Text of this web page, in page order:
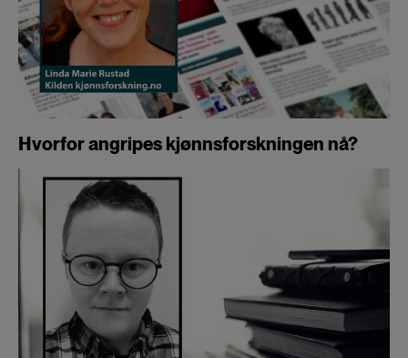
Hvorfor angripes kjønnsforskningen nå?